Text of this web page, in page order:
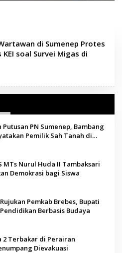
di Sumenep Protes
KEI soal Survei Migas di
Putusan PN Sumenep, Bambang
Pemilik Sah Tanah di
MTs Nurul Huda II Tambaksari
Demokrasi bagi Siswa
Pemkab Brebes, Bupati
Berbasis Budaya
2 Terbakar di Perairan
Dievakuasi